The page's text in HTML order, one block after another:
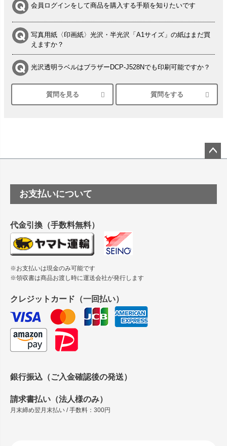
会員ログインをして商品を購入する手順を知りたいです
写真用紙〈印画紙〉光沢・半光沢「A1サイズ」の紙はまだ買
えますか？
光沢透明ラベルはブラザーDCP-J528Nでも印刷可能ですか？
シルバーペーパーにEPSON EP-30VAで印刷するときの設定
は？
塩ビのロール紙で離型紙が透明の商品はありますか
つや消し半透明ラベルのロールタイプはありますか？
縦420mm×横650mmの包装紙に適した紙はありますか？
質問を見る 質問をする
ップ
お支払いについて
代金引換（手数料無料）
※お支払いは現金のみ可能です
※領収書は商品お渡し時に運送会社が発行します
クレジットカード（一回払い）
銀行振込（ご入金確認後の発送）
請求書払い（法人様のみ）
月末締め翌月末払い / 手数料：300円